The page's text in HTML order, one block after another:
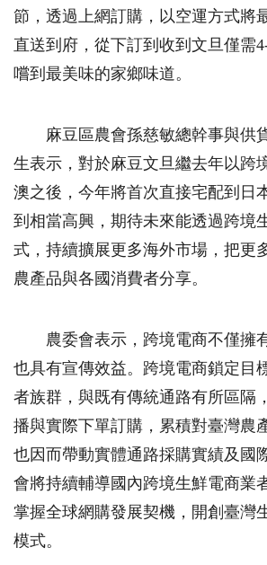
節，透過上網訂購，以空運方式將
直送到府，從下訂到收到文旦僅需
嚐到最美味的家鄉味道。
麻豆區農會孫慈敏總幹事與供
生表示，對於麻豆文旦繼去年以跨
澳之後，今年將首次直接宅配到日
到相當高興，期待未來能透過跨境
式，持續擴展更多海外市場，把更
農產品與各國消費者分享。
農委會表示，跨境電商不僅擁
也具有宣傳效益。跨境電商鎖定目
者族群，與既有傳統通路有所區隔
播與實際下單訂購，累積對臺灣農
也因而帶動實體通路採購實績及國
會將持續輔導國內跨境生鮮電商業
掌握全球網購發展契機，開創臺灣
模式。